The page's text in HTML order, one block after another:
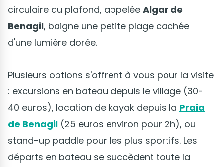
circulaire au plafond, appelée Algar de
Benagil, baigne une petite plage cachée
d'une lumière dorée.
Plusieurs options s'offrent à vous pour la visite
: excursions en bateau depuis le village (30-
40 euros), location de kayak depuis la Praia
de Benagil (25 euros environ pour 2h), ou
stand-up paddle pour les plus sportifs. Les
départs en bateau se succèdent toute la